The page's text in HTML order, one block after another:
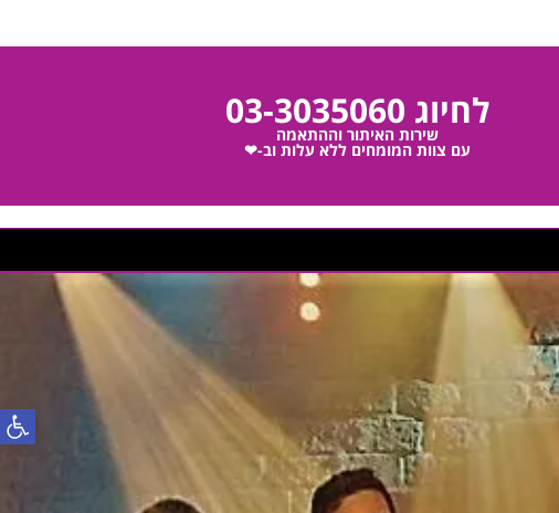
לחיוג 03-3035060
שירות האיתור וההתאמה
עם צוות המומחים ללא עלות וב-❤